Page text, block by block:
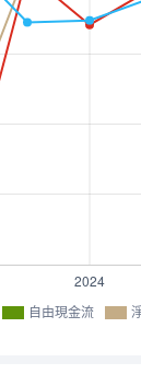
自由現金流